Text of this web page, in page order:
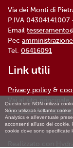
Questo sito NON utilizza
Sono utilizzati soltanto
Analytics e all'eventuale
acconsenti all'uso dei cookie.
cookie dove sono specificate
Via dei Monti di
P.IVA
Email
Pec
Tel. 06416091
Link utili
Privacy policy &
Vai al sito principale
Accesso